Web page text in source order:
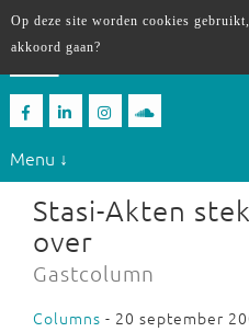
Menu ↓
Stasi-Akten
over
Gastcolumn
Columns - 20 september
Op deze site worden cookies
akkoord gaan?